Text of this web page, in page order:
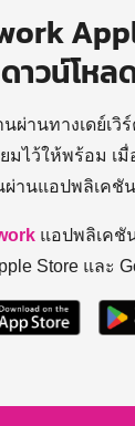
ดาวน์โหล
ผ่านทางเดย์เวิ
มไว้ให้พร้อม เ
ผ่านแอปพลิเค
แอปพลิเคชั
Store และ